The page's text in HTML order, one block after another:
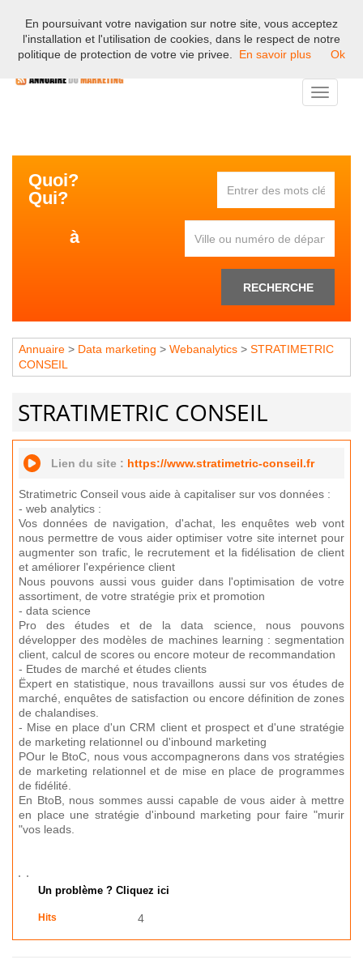
Bienvenue sur l'annuaire professionnel du marketing et de la
communication en France.
Toggle
Quoi?
Qui?
à
RECHERCHE
Annuaire > Data marketing > Webanalytics > STRATIMETRIC
CONSEIL
STRATIMETRIC CONSEIL
Lien du site : https://www.stratimetric-conseil.fr
Stratimetric Conseil vous aide à capitaliser sur vos données :
- web analytics :
Vos données de navigation, d'achat, les enquêtes web vont
nous permettre de vous aider optimiser votre site internet pour
augmenter son trafic, le recrutement et la fidélisation de client
et améliorer l'expérience client
Nous pouvons aussi vous guider dans l'optimisation de votre
assortiment, de votre stratégie prix et promotion
- data science
Pro des études et de la data science, nous pouvons
développer des modèles de machines learning : segmentation
client, calcul de scores ou encore moteur de recommandation
- Etudes de marché et études clients
Ëxpert en statistique, nous travaillons aussi sur vos études de
marché, enquêtes de satisfaction ou encore définition de zones
de chalandises.
- Mise en place d'un CRM client et prospect et d'une stratégie
de marketing relationnel ou d'inbound marketing
POur le BtoC, nous vous accompagnerons dans vos stratégies
de marketing relationnel et de mise en place de programmes
de fidélité.
En BtoB, nous sommes aussi capable de vous aider à mettre
en place une stratégie d'inbound marketing pour faire "murir
"vos leads.
Un problème ? Cliquez ici
Hits 4
En poursuivant votre navigation sur notre site, vous acceptez
l'installation et l'utilisation de cookies, dans le respect de notre
politique de protection de votre vie privee.
En savoir plus Ok